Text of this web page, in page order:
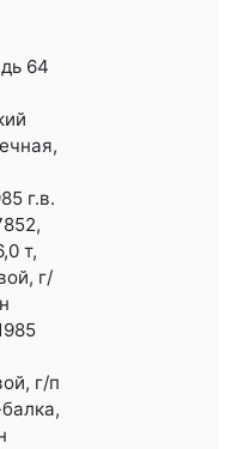
64
г.в.
т,
г/
г/п